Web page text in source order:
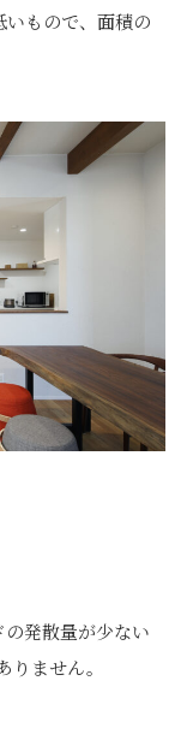
もので、面積の
発散量が少ない
ません。